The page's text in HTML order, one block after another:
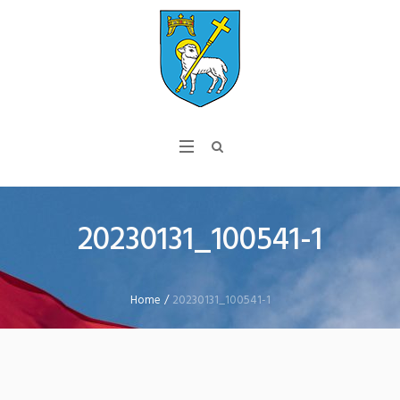
20230131_100541-1
Home /20230131_100541-1